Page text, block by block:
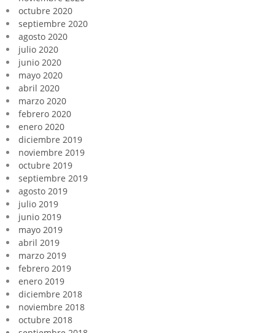
octubre 2020
septiembre 2020
agosto 2020
julio 2020
junio 2020
mayo 2020
abril 2020
marzo 2020
febrero 2020
enero 2020
diciembre 2019
noviembre 2019
octubre 2019
septiembre 2019
agosto 2019
julio 2019
junio 2019
mayo 2019
abril 2019
marzo 2019
febrero 2019
enero 2019
diciembre 2018
noviembre 2018
octubre 2018